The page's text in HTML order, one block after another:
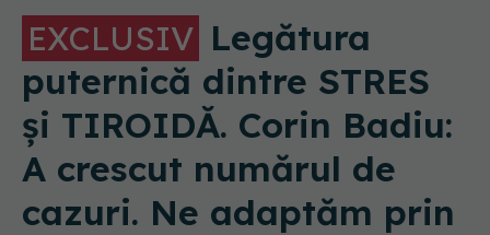
EXCLUSIV Legătura
puternică dintre STRES
și TIROIDĂ. Corin Badiu:
A crescut numărul de
cazuri. Ne adaptăm prin